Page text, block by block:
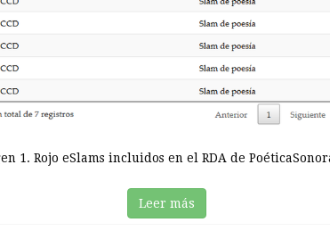
1. Rojo eSlams incluidos en el RDA de
Leer más